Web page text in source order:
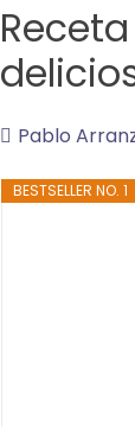
Pablo
BESTSELLER NO. 1